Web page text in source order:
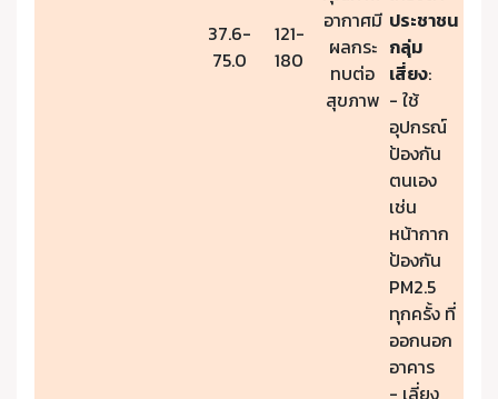
37.6-
75.0
121-
180
อากาศมี
ผลกระ
ทบต่อ
สุขภาพ
ประชาชน
กลุ่ม
เสี่ยง:
- ใช้
อุปกรณ์
ป้องกัน
ตนเอง
เช่น
หน้ากาก
ป้องกัน
PM2.5
ทุกครั้ง ที่
ออกนอก
อาคาร